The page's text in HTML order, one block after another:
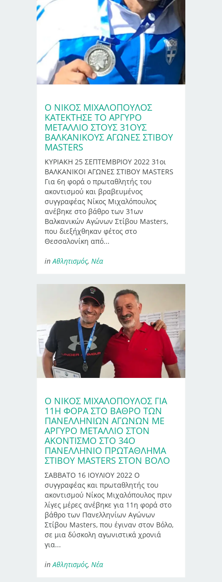
Ο ΝΊΚΟΣ ΜΙΧΑΛΌΠΟΥΛΟΣ
ΚΑΤΈΚΤΗΣΕ ΤΟ ΑΡΓΥΡΌ
ΜΕΤΆΛΛΙΟ ΣΤΟΥΣ 31ΟΥΣ
ΒΑΛΚΑΝΙΚΟΎΣ ΑΓΏΝΕΣ ΣΤΊΒΟΥ
MASTERS
ΚΥΡΙΑΚΗ 25 ΣΕΠΤΕΜΒΡΙΟΥ 2022 31οι
ΒΑΛΚΑΝΙΚΟΙ ΑΓΩΝΕΣ ΣΤΙΒΟΥ MASTERS
Για 6η φορά ο πρωταθλητής του
ακοντισμού και βραβευμένος
συγγραφέας Νίκος Μιχαλόπουλος
ανέβηκε στο βάθρο των 31ων
Βαλκανικών Αγώνων Στίβου Masters,
που διεξήχθηκαν φέτος στο
Θεσσαλονίκη από...
in Αθλητισμός, Νέα
Ο ΝΊΚΟΣ ΜΙΧΑΛΌΠΟΥΛΟΣ ΓΙΑ
11Η ΦΟΡΆ ΣΤΟ ΒΆΘΡΟ ΤΩΝ
ΠΑΝΕΛΛΗΝΊΩΝ ΑΓΏΝΩΝ ΜΕ
ΑΡΓΥΡΌ ΜΕΤΆΛΛΙΟ ΣΤΟΝ
ΑΚΟΝΤΙΣΜΌ ΣΤΟ 34Ο
ΠΑΝΕΛΛΉΝΙΟ ΠΡΩΤΆΘΛΗΜΑ
ΣΤΊΒΟΥ MASTERS ΣΤΟΝ ΒΌΛΟ
ΣΑΒΒΑΤΟ 16 ΙΟΥΛΙΟΥ 2022 Ο
συγγραφέας και πρωταθλητής του
ακοντισμού Νίκος Μιχαλόπουλος πριν
λίγες μέρες ανέβηκε για 11η φορά στο
βάθρο των Πανελληνίων Αγώνων
Στίβου Masters, που έγιναν στον Βόλο,
σε μια δύσκολη αγωνιστικά χρονιά
για...
inΑθλητισμός, Νέα